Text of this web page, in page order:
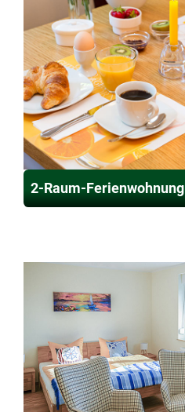
2-Raum-Ferienwohnung